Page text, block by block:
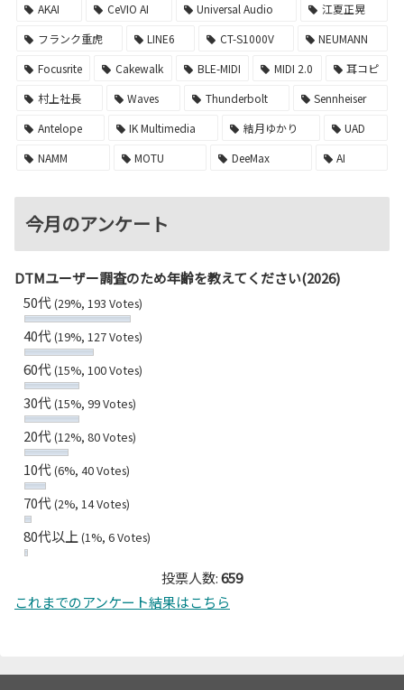
AKAI
CeVIO AI Universal Audio
江夏正晃
フランク重虎
LINE6 CT-S1000V
NEUMANN
Focusrite
Cakewalk BLE-MIDI MIDI 2.0
耳コピ
村上社長
Waves Thunderbolt
Sennheiser
Antelope
IK Multimedia 結月ゆかり
UAD
NAMM
MOTU DeeMax AI
今月のアンケート
DTMユーザー調査のため年齢を教えてください(2026)
50代(29%, 193 Votes)
40代(19%, 127 Votes)
60代(15%, 100 Votes)
30代(15%, 99 Votes)
20代(12%, 80 Votes)
10代(6%, 40 Votes)
70代(2%, 14 Votes)
80代以上 (1%, 6 Votes)
投票人数:659
これまでのアンケート結果はこちら